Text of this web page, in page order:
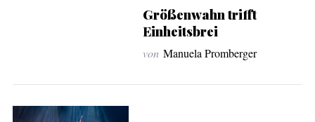
Größenwahn trifft
Einheitsbrei
von Manuela Promberger